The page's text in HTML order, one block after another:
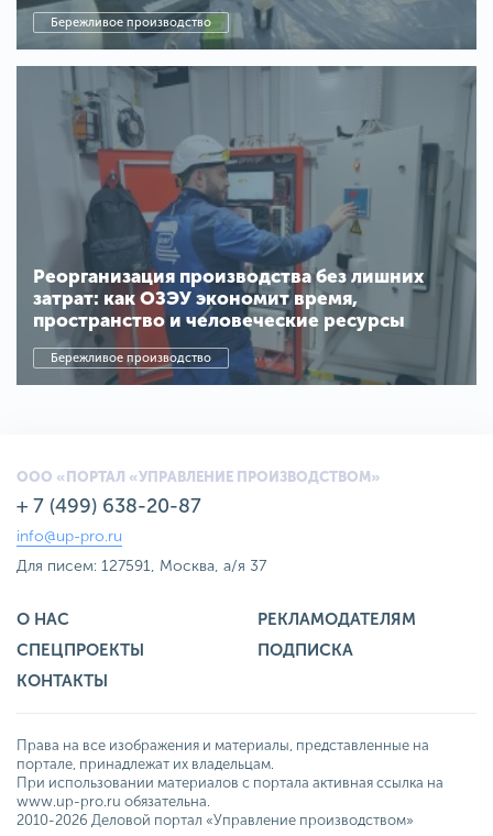
Бережливое производство
Реорганизация производства без лишних
затрат: как ОЗЭУ экономит время,
пространство и человеческие ресурсы
Бережливое производство
ООО «ПОРТАЛ «УПРАВЛЕНИЕ ПРОИЗВОДСТВОМ»
+ 7 (499) 638-20-87
info@up-pro.ru
Для писем: 127591, Москва, а/я 37
О НАС
РЕКЛАМОДАТЕЛЯМ
СПЕЦПРОЕКТЫ
ПОДПИСКА
КОНТАКТЫ
Права на все изображения и материалы, представленные на
портале, принадлежат их владельцам.
При использовании материалов с портала активная ссылка на
www.up-pro.ru обязательна.
2010-2026 Деловой портал «Управление производством»